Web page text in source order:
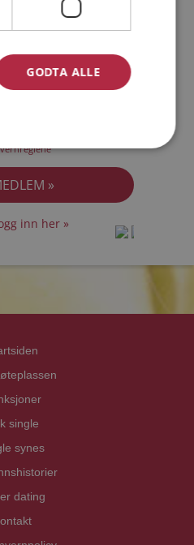
inn her »
single
synes
dating
GODTA ALLE